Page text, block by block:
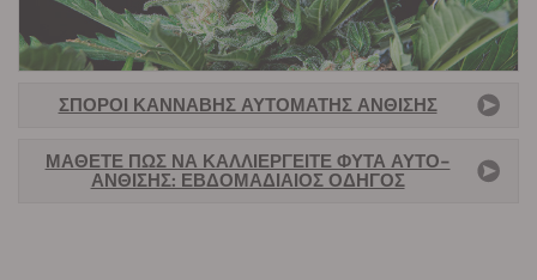
ΣΠΌΡΟΙ ΚΆΝΝΑΒΗΣ ΑΥΤΌΜΑΤΗΣ ΆΝΘΙΣΗΣ
ΜΆΘΕΤΕ ΠΏΣ ΝΑ ΚΑΛΛΙΕΡΓΕΊΤΕ ΦΥΤΆ ΑΥΤΌ-
ΆΝΘΙΣΗΣ: ΕΒΔΟΜΑΔΙΑΊΟΣ ΟΔΗΓΌΣ